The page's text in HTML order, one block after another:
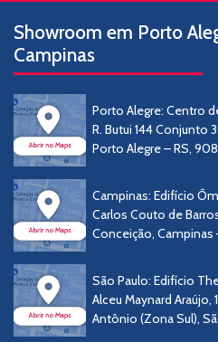
Showroom em Porto
Campinas
Porto Alegre: Centro
R. Butui 144 Conjunto
Porto Alegre – RS,
Campinas: Edifício
Carlos Couto de
Conceição, Campinas
São Paulo: Edifício
Alceu Maynard Araújo,
Antônio (Zona Sul),